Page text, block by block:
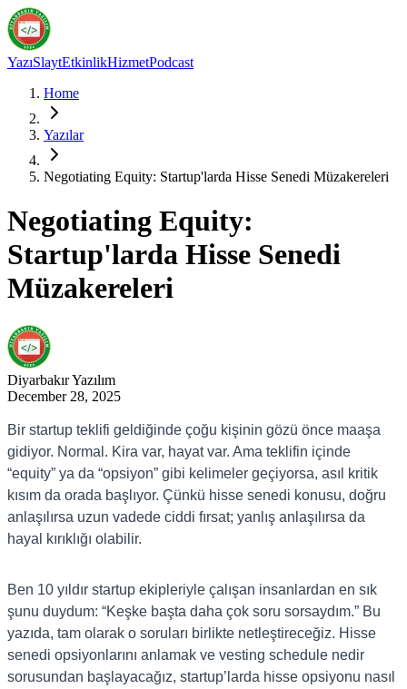
YazıSlaytEtkinlikHizmetPodcast
Home
Yazılar
Negotiating Equity: Startup'larda Hisse Senedi Müzakereleri
Negotiating Equity:
Startup'larda Hisse Senedi
Müzakereleri
DiyarbakırYazılım
December 28, 2025
Bir startup teklifi geldiğinde çoğu kişinin gözü önce maaşa
gidiyor. Normal. Kira var, hayat var. Ama teklifin içinde
“equity” ya da “opsiyon” gibi kelimeler geçiyorsa, asıl kritik
kısım da orada başlıyor. Çünkü hisse senedi konusu, doğru
anlaşılırsa uzun vadede ciddi fırsat; yanlış anlaşılırsa da
hayal kırıklığı olabilir.
Ben 10 yıldır startup ekipleriyle çalışan insanlardan en sık
şunu duydum: “Keşke başta daha çok soru sorsaydım.” Bu
yazıda, tam olarak o soruları birlikte netleştireceğiz. Hisse
senedi opsiyonlarını anlamak ve vesting schedule nedir
sorusundan başlayacağız, startup’larda hisse opsiyonu nasıl